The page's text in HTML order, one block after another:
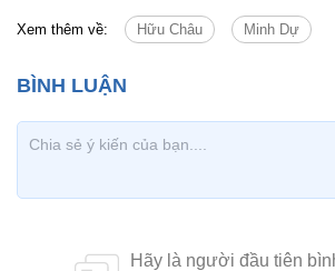
Xem thêm về: Hữu Châu Minh Dự